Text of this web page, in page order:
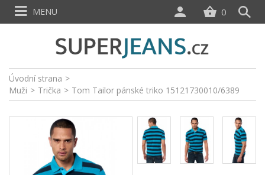
Úvodní strana >
Muži > Trička > Tom Tailor pánské triko 15121730010/6389
0
MENU